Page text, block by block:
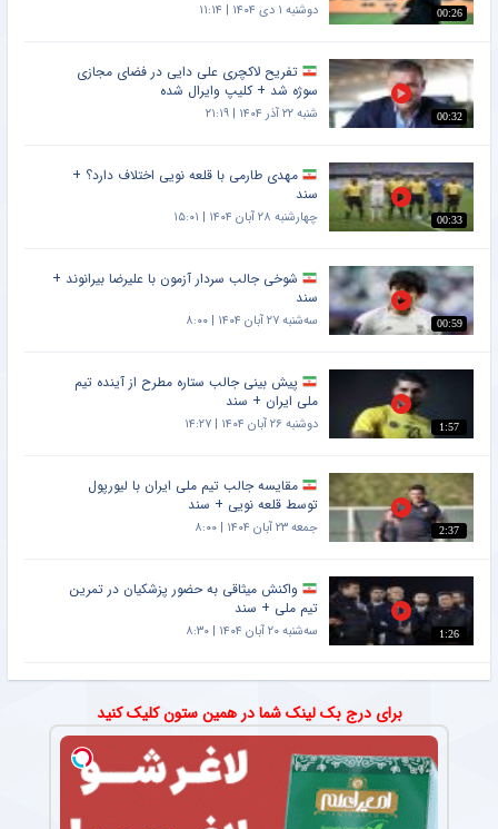
00:26 دوشنبه ۱ دی ۱۴۰۴ | ۱۱:۱۴
00:32
تفریح لاکچری علی دایی در فضای مجازی
سوژه شد + کلیپ وایرال شده
شنبه ۲۲ آذر ۱۴۰۴ | ۲۱:۱۹
00:33
مهدی طارمی با قلعه نویی اختلاف دارد؟ +
سند
چهارشنبه ۲۸ آبان ۱۴۰۴ | ۱۵:۰۱
00:59
شوخی جالب سردار آزمون با علیرضا بیرانوند +
سند
سه‌شنبه ۲۷ آبان ۱۴۰۴ | ۸:۰۰
1:57
پیش بینی جالب ستاره مطرح از آینده تیم
ملی ایران + سند
دوشنبه ۲۶ آبان ۱۴۰۴ | ۱۴:۲۷
2:37
مقایسه جالب تیم ملی ایران با لیورپول
توسط قلعه نویی + سند
جمعه ۲۳ آبان ۱۴۰۴ | ۸:۰۰
1:26
واکنش میثاقی به حضور پزشکیان در تمرین
تیم ملی + سند
سه‌شنبه ۲۰ آبان ۱۴۰۴ | ۸:۳۰
برای درج بک لینک شما در همین ستون کلیک کنید